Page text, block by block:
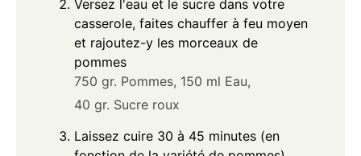
Versez l'eau et le sucre dans votre
casserole, faites chauffer à feu moyen
et rajoutez-y les morceaux de
pommes
750 gr. Pommes, 150 ml Eau,
40 gr. Sucre roux
Laissez cuire 30 à 45 minutes (en